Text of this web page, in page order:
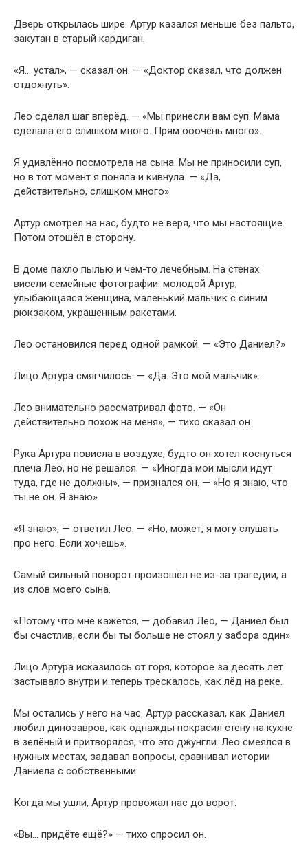
Дверь открылась шире. Артур казался меньше без пальто,
закутан в старый кардиган.
«Я… устал», — сказал он. — «Доктор сказал, что должен
отдохнуть».
Лео сделал шаг вперёд. — «Мы принесли вам суп. Мама
сделала его слишком много. Прям ооочень много».
Я удивлённо посмотрела на сына. Мы не приносили суп,
но в тот момент я поняла и кивнула. — «Да,
действительно, слишком много».
Артур смотрел на нас, будто не веря, что мы настоящие.
Потом отошёл в сторону.
В доме пахло пылью и чем-то лечебным. На стенах
висели семейные фотографии: молодой Артур,
улыбающаяся женщина, маленький мальчик с синим
рюкзаком, украшенным ракетами.
Лео остановился перед одной рамкой. — «Это Даниел?»
Лицо Артура смягчилось. — «Да. Это мой мальчик».
Лео внимательно рассматривал фото. — «Он
действительно похож на меня», — тихо сказал он.
Рука Артура повисла в воздухе, будто он хотел коснуться
плеча Лео, но не решался. — «Иногда мои мысли идут
туда, где не должны», — признался он. — «Но я знаю, что
ты не он. Я знаю».
«Я знаю», — ответил Лео. — «Но, может, я могу слушать
про него. Если хочешь».
Самый сильный поворот произошёл не из-за трагедии, а
из слов моего сына.
«Потому что мне кажется, — добавил Лео, — Даниел был
бы счастлив, если бы ты больше не стоял у забора один».
Лицо Артура исказилось от горя, которое за десять лет
застывало внутри и теперь трескалось, как лёд на реке.
Мы остались у него на час. Артур рассказал, как Даниел
любил динозавров, как однажды покрасил стену на кухне
в зелёный и притворялся, что это джунгли. Лео смеялся в
нужных местах, задавал вопросы, сравнивал истории
Даниела с собственными.
Когда мы ушли, Артур провожал нас до ворот.
«Вы… придёте ещё?» — тихо спросил он.